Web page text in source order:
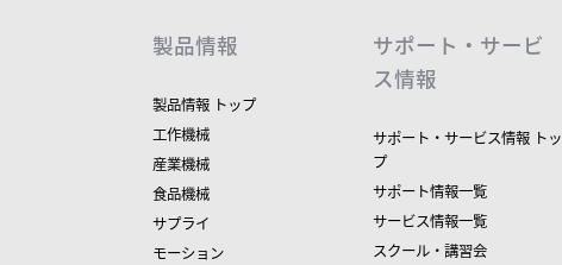
製品情報
製品情報 トップ
工作機械
産業機械
食品機械
サプライ
モーション
サポート・サービ
ス情報
サポート・サービス情報 トッ
プ
サポート情報一覧
サービス情報一覧
スクール・講習会